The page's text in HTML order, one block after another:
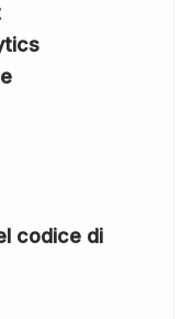
codice di